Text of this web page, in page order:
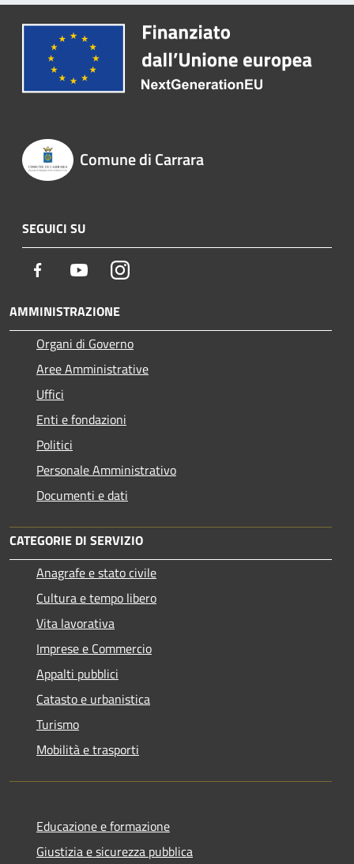
Comune di Carrara
SEGUICI SU
Facebook YoutubeInstagram
AMMINISTRAZIONE
Organi di Governo
Aree Amministrative
Uffici
Enti e fondazioni
Politici
Personale Amministrativo
Documenti e dati
CATEGORIE DI SERVIZIO
Anagrafe e stato civile
Cultura e tempo libero
Vita lavorativa
Imprese e Commercio
Appalti pubblici
Catasto e urbanistica
Turismo
Mobilità e trasporti
Educazione e formazione
Giustizia e sicurezza pubblica